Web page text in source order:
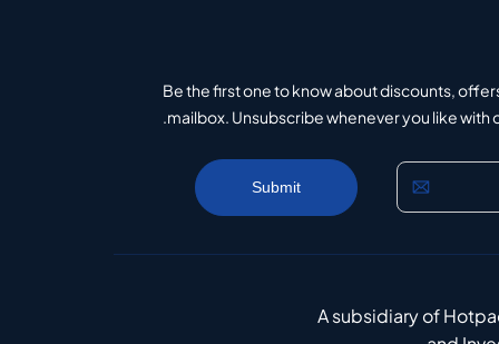
Be the first one to know about discounts,
mailbox. Unsubscribe whenever you like with
A subsidiary of